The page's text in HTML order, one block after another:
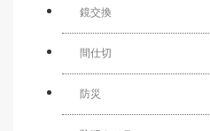
鏡交換
間仕切
防災